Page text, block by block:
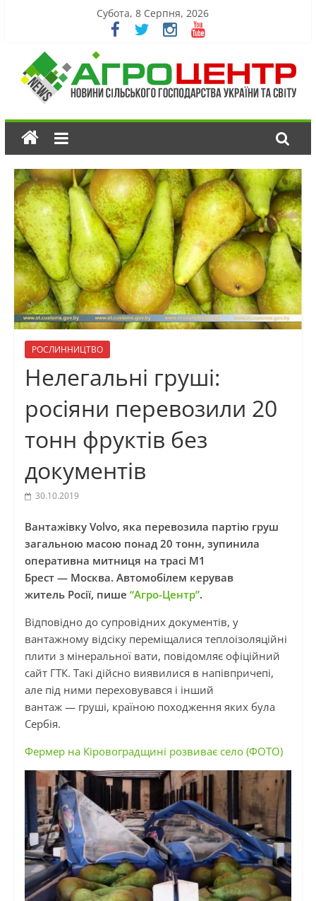
Субота, 8 Серпня, 2026
РОСЛИННИЦТВО
Нелегальні груші:
росіяни перевозили 20
тонн фруктів без
документів
30.10.2019
Вантажівку Volvo, яка перевозила партію груш
загальною масою понад 20 тонн, зупинила
оперативна митниця на трасі М1
Брест — Москва. Автомобілем керував
житель Росії, пише “Агро-Центр”.
Відповідно до супровідних документів, у
вантажному відсіку переміщалися теплоізоляційні
плити з мінеральної вати, повідомляє офіційний
сайт ГТК. Такі дійсно виявилися в напівпричепі,
але під ними переховувався і інший
вантаж — груші, країною походження яких була
Сербія.
Фермер на Кіровоградщині розвиває село (ФОТО)